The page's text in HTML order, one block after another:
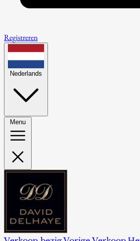
Registreren
Nederlands
Menu